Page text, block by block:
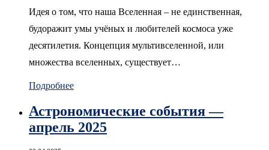
Идея о том, что наша Вселенная – не единственная,
будоражит умы учёных и любителей космоса уже
десятилетия. Концепция мультивселенной, или
множества вселенных, существует…
Подробнее
Астрономические события —
апрель 2025